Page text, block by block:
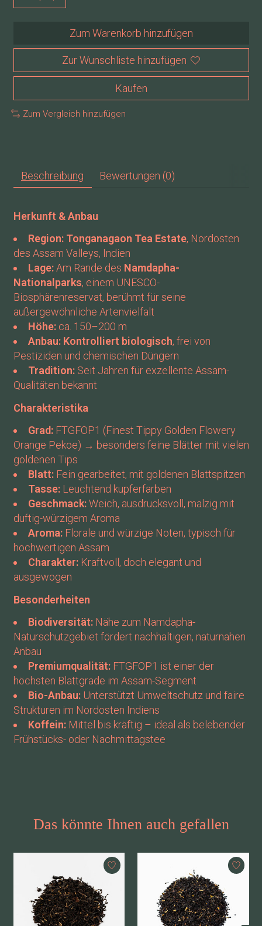
Zum Warenkorb hinzufügen
Zur Wunschliste hinzufügen
Kaufen
Zum Vergleich hinzufügen
Beschreibung Bewertungen (0)
Herkunft & Anbau
Region: Tonganagaon Tea Estate, Nordosten
des Assam Valleys, Indien
Lage:Am Rande des Namdapha-
Nationalparks, einem UNESCO-
Biosphärenreservat, berühmt für seine
außergewöhnliche Artenvielfalt
Höhe:ca. 150–200 m
Anbau: Kontrolliert biologisch, frei von
Pestiziden und chemischen Düngern
Tradition:Seit Jahren für exzellente Assam-
Qualitäten bekannt
Charakteristika
Grad:FTGFOP1 (Finest Tippy Golden Flowery
Orange Pekoe) → besonders feine Blätter mit vielen
goldenen Tips
Blatt:Fein gearbeitet, mit goldenen Blattspitzen
Tasse:Leuchtend kupferfarben
Geschmack:Weich, ausdrucksvoll, malzig mit
duftig-würzigem Aroma
Aroma:Florale und würzige Noten, typisch für
hochwertigen Assam
Charakter:Kraftvoll, doch elegant und
ausgewogen
Besonderheiten
Biodiversität:Nähe zum Namdapha-
Naturschutzgebiet fördert nachhaltigen, naturnahen
Anbau
Premiumqualität:FTGFOP1 ist einer der
höchsten Blattgrade im Assam-Segment
Bio-Anbau:Unterstützt Umweltschutz und faire
Strukturen im Nordosten Indiens
Koffein:Mittel bis kräftig – ideal als belebender
Frühstücks- oder Nachmittagstee
Das könnte Ihnen auch gefallen
Produkt-Karussell-Artikel